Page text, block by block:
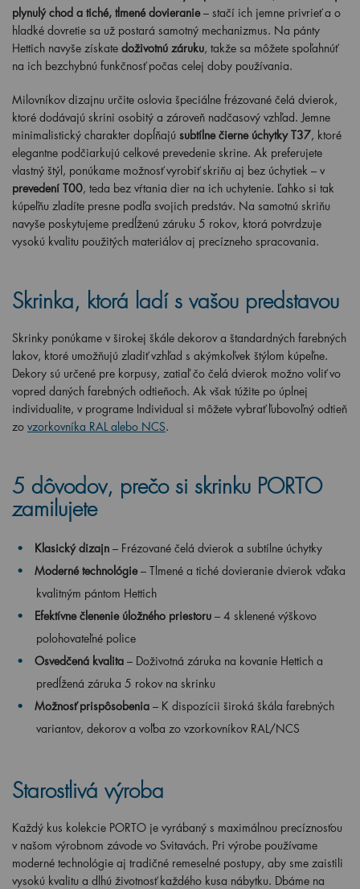
plynulý chod a tiché, tlmené dovieranie– stačí ich jemne privrieť a o
hladké dovretie sa už postará samotný mechanizmus. Na pánty
Hettich navyše získate doživotnú záruku, takže sa môžete spoľahnúť
na ich bezchybnú funkčnosť počas celej doby používania.
Milovníkov dizajnu určite oslovia špeciálne frézované čelá dvierok,
ktoré dodávajú skrini osobitý a zároveň nadčasový vzhľad. Jemne
minimalistický charakter dopĺňajú subtílne čierne úchytky T37, ktoré
elegantne podčiarkujú celkové prevedenie skrine. Ak preferujete
vlastný štýl, ponúkame možnosť vyrobiť skriňu aj bez úchytiek – v
prevedení T00, teda bez vŕtania dier na ich uchytenie. Ľahko si tak
kúpeľňu zladíte presne podľa svojich predstáv. Na samotnú skriňu
navyše poskytujeme predĺženú záruku 5 rokov, ktorá potvrdzuje
vysokú kvalitu použitých materiálov aj precízneho spracovania.
Skrinka, ktorá ladí s vašou predstavou
Skrinky ponúkame v širokej škále dekorov a štandardných farebných
lakov, ktoré umožňujú zladiť vzhľad s akýmkoľvek štýlom kúpeľne.
Dekory sú určené pre korpusy, zatiaľ čo čelá dvierok možno voliť vo
vopred daných farebných odtieňoch. Ak však túžite po úplnej
individualite, v programe Individual si môžete vybrať ľubovoľný odtieň
zo vzorkovníka RAL alebo NCS.
5 dôvodov, prečo si skrinku PORTO
zamilujete
Klasický dizajn – Frézované čelá dvierok a subtílne úchytky
Moderné technológie– Tlmené a tiché dovieranie dvierok vďaka
kvalitným pántom Hettich
Efektívne členenie úložného priestoru – 4 sklenené výškovo
polohovateľné police
Osvedčená kvalita – Doživotná záruka na kovanie Hettich a
predĺžená záruka 5 rokov na skrinku
Možnosť prispôsobenia – K dispozícii široká škála farebných
variantov, dekorov a voľba zo vzorkovníkov RAL/NCS
Starostlivá výroba
Každý kus kolekcie PORTO je vyrábaný s maximálnou precíznosťou
v našom výrobnom závode vo Svitavách. Pri výrobe používame
moderné technológie aj tradičné remeselné postupy, aby sme zaistili
vysokú kvalitu a dlhú životnosť každého kusa nábytku. Dbáme na